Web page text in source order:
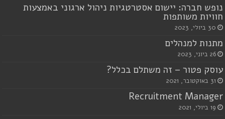
נופש חברה: יישום אסטרטגיות ניהול ארגוני באמצעות
חוויות משותפות
30 ביולי, 2023
מתנות למנהלים
26 ביוני, 2023
עוסק פטור – זה משתלם בכלל?
31 באוקטובר, 2021
Recruitment Manager
19 ביולי, 2021